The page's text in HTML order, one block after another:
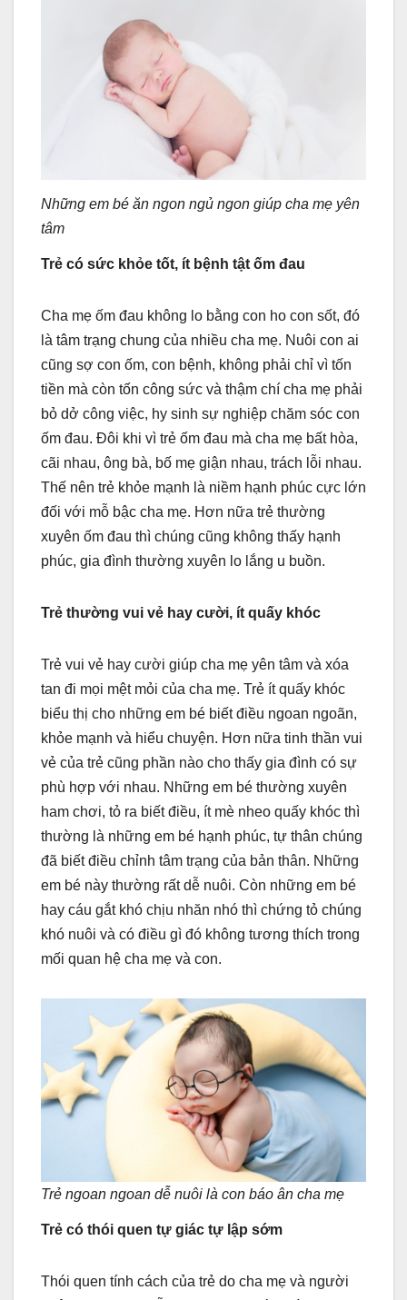
Những em bé ăn ngon ngủ ngon giúp cha mẹ yên
tâm
Trẻ có sức khỏe tốt, ít bệnh tật ốm đau
Cha mẹ ốm đau không lo bằng con ho con sốt, đó
là tâm trạng chung của nhiều cha mẹ. Nuôi con ai
cũng sợ con ốm, con bệnh, không phải chỉ vì tốn
tiền mà còn tốn công sức và thậm chí cha mẹ phải
bỏ dở công việc, hy sinh sự nghiệp chăm sóc con
ốm đau. Đôi khi vì trẻ ốm đau mà cha mẹ bất hòa,
cãi nhau, ông bà, bố mẹ giận nhau, trách lỗi nhau.
Thế nên trẻ khỏe mạnh là niềm hạnh phúc cực lớn
đối với mỗ bậc cha mẹ. Hơn nữa trẻ thường
xuyên ốm đau thì chúng cũng không thấy hạnh
phúc, gia đình thường xuyên lo lắng u buồn.
Trẻ thường vui vẻ hay cười, ít quấy khóc
Trẻ vui vẻ hay cười giúp cha mẹ yên tâm và xóa
tan đi mọi mệt mỏi của cha mẹ. Trẻ ít quấy khóc
biểu thị cho những em bé biết điều ngoan ngoãn,
khỏe mạnh và hiểu chuyện. Hơn nữa tinh thần vui
vẻ của trẻ cũng phần nào cho thấy gia đình có sự
phù hợp với nhau. Những em bé thường xuyên
ham chơi, tỏ ra biết điều, ít mè nheo quấy khóc thì
thường là những em bé hạnh phúc, tự thân chúng
đã biết điều chỉnh tâm trạng của bản thân. Những
em bé này thường rất dễ nuôi. Còn những em bé
hay cáu gắt khó chịu nhăn nhó thì chứng tỏ chúng
khó nuôi và có điều gì đó không tương thích trong
mối quan hệ cha mẹ và con.
Trẻ ngoan ngoan dễ nuôi là con báo ân cha mẹ
Trẻ có thói quen tự giác tự lập sớm
Thói quen tính cách của trẻ do cha mẹ và người